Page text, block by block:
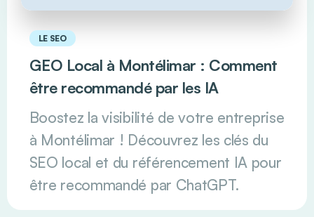
LE SEO
GEO Local à Montélimar : Comment
être recommandé par les IA
Boostez la visibilité de votre entreprise
à Montélimar ! Découvrez les clés du
SEO local et du référencement IA pour
être recommandé par ChatGPT.